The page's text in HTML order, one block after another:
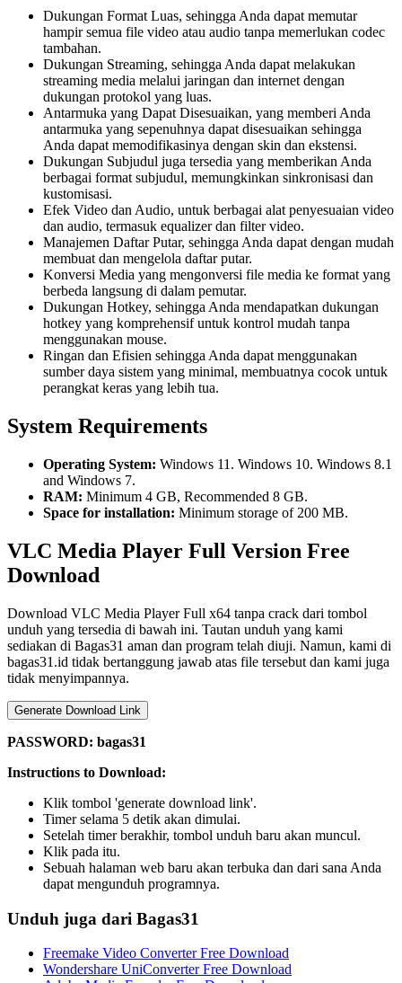
Dukungan Format Luas, sehingga Anda dapat memutar
hampir semua file video atau audio tanpa memerlukan codec
tambahan.
Dukungan Streaming, sehingga Anda dapat melakukan
streaming media melalui jaringan dan internet dengan
dukungan protokol yang luas.
Antarmuka yang Dapat Disesuaikan, yang memberi Anda
antarmuka yang sepenuhnya dapat disesuaikan sehingga
Anda dapat memodifikasinya dengan skin dan ekstensi.
Dukungan Subjudul juga tersedia yang memberikan Anda
berbagai format subjudul, memungkinkan sinkronisasi dan
kustomisasi.
Efek Video dan Audio, untuk berbagai alat penyesuaian video
dan audio, termasuk equalizer dan filter video.
Manajemen Daftar Putar, sehingga Anda dapat dengan mudah
membuat dan mengelola daftar putar.
Konversi Media yang mengonversi file media ke format yang
berbeda langsung di dalam pemutar.
Dukungan Hotkey, sehingga Anda mendapatkan dukungan
hotkey yang komprehensif untuk kontrol mudah tanpa
menggunakan mouse.
Ringan dan Efisien sehingga Anda dapat menggunakan
sumber daya sistem yang minimal, membuatnya cocok untuk
perangkat keras yang lebih tua.
System Requirements
Operating System: Windows 11. Windows 10. Windows 8.1
and Windows 7.
RAM: Minimum 4 GB, Recommended 8 GB.
Space for installation: Minimum storage of 200 MB.
VLC Media Player Full Version Free
Download
Download VLC Media Player Full x64 tanpa crack dari tombol
unduh yang tersedia di bawah ini. Tautan unduh yang kami
sediakan di Bagas31 aman dan program telah diuji. Namun, kami di
bagas31.id tidak bertanggung jawab atas file tersebut dan kami juga
tidak menyimpannya.
Generate Download Link
PASSWORD: bagas31
Instructions to Download:
Klik tombol 'generate download link'.
Timer selama 5 detik akan dimulai.
Setelah timer berakhir, tombol unduh baru akan muncul.
Klik pada itu.
Sebuah halaman web baru akan terbuka dan dari sana Anda
dapat mengunduh programnya.
Unduh juga dari Bagas31
Freemake Video Converter Free Download
Wondershare UniConverter Free Download